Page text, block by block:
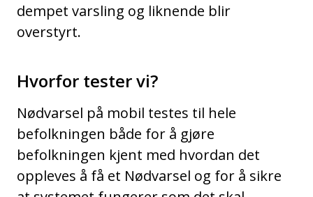
dempet varsling og liknende blir
overstyrt.
Hvorfor tester vi?
Nødvarsel på mobil testes til hele
befolkningen både for å gjøre
befolkningen kjent med hvordan det
oppleves å få et Nødvarsel og for å sikre